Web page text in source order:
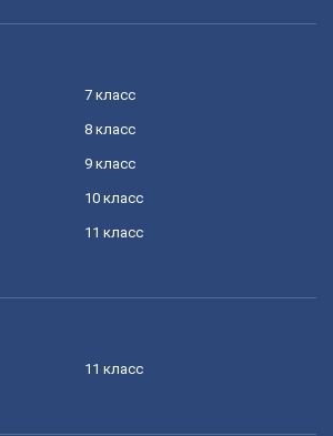
7 класс
8 класс
9 класс
10 класс
11 класс
11 класс